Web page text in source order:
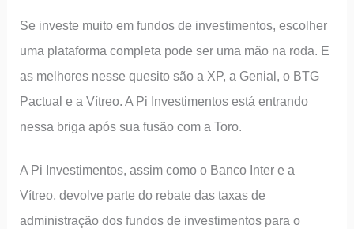
Se investe muito em fundos de investimentos, escolher
uma plataforma completa pode ser uma mão na roda. E
as melhores nesse quesito são a XP, a Genial, o BTG
Pactual e a Vítreo. A Pi Investimentos está entrando
nessa briga após sua fusão com a Toro.
A Pi Investimentos, assim como o Banco Inter e a
Vítreo, devolve parte do rebate das taxas de
administração dos fundos de investimentos para o